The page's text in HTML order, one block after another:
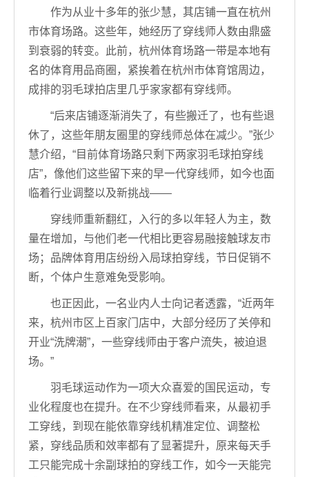
作为从业十多年的张少慧，其店铺一直在杭州
市体育场路。这些年，她经历了穿线师人数由鼎盛
到衰弱的转变。此前，杭州体育场路一带是本地有
名的体育用品商圈，紧挨着在杭州市体育馆周边，
成排的羽毛球拍店里几乎家家都有穿线师。
“后来店铺逐渐消失了，有些搬迁了，也有些退
休了，这些年朋友圈里的穿线师总体在减少。”张少
慧介绍，“目前体育场路只剩下两家羽毛球拍穿线
店”，像他们这些留下来的早一代穿线师，如今也面
临着行业调整以及新挑战——
穿线师重新翻红，入行的多以年轻人为主，数
量在增加，与他们老一代相比更容易融接触球友市
场；品牌体育用店纷纷入局球拍穿线，节日促销不
断，个体户生意难免受影响。
也正因此，一名业内人士向记者透露，“近两年
来，杭州市区上百家门店中，大部分经历了关停和
开业“洗牌潮”，一些穿线师由于客户流失，被迫退
场。”
羽毛球运动作为一项大众喜爱的国民运动，专
业化程度也在提升。在不少穿线师看来，从最初手
工穿线，到现在能依靠穿线机精准定位、调整松
紧，穿线品质和效率都有了显著提升，原来每天手
工只能完成十余副球拍的穿线工作，如今一天能完